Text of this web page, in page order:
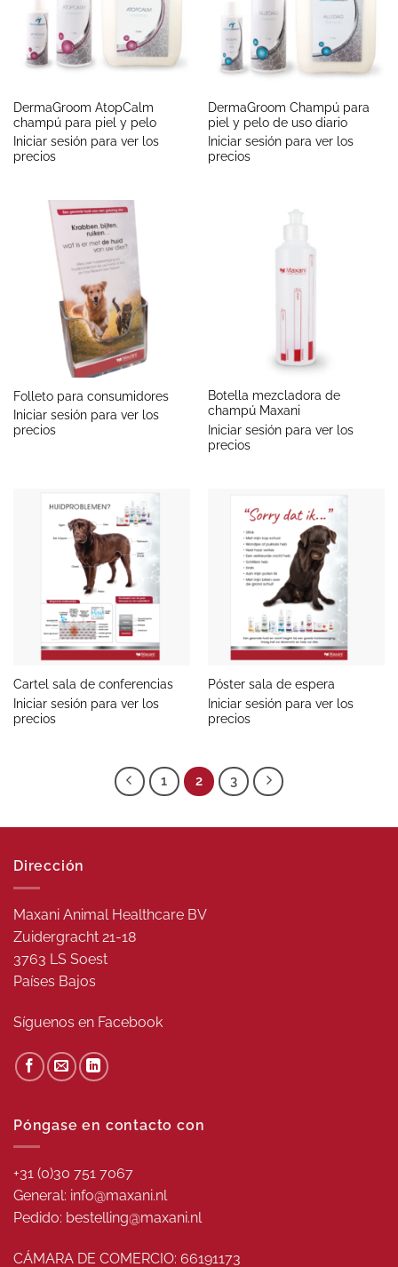
DermaGroom AtopCalm
champú para piel y pelo
Iniciar sesión para ver los
precios
DermaGroom Champú para
piel y pelo de uso diario
Iniciar sesión para ver los
precios
Folleto para consumidores
Iniciar sesión para ver los
precios
Botella mezcladora de
champú Maxani
Iniciar sesión para ver los
precios
Cartel sala de conferencias
Iniciar sesión para ver los
precios
Póster sala de espera
Iniciar sesión para ver los
precios
1 2 3
Dirección
Maxani Animal Healthcare BV
Zuidergracht 21-18
3763 LS Soest
Países Bajos
Síguenos en Facebook
Póngase en contacto con
+31 (0)30 751 7067
General: info@maxani.nl
Pedido: bestelling@maxani.nl
CÁMARA DE COMERCIO: 66191173